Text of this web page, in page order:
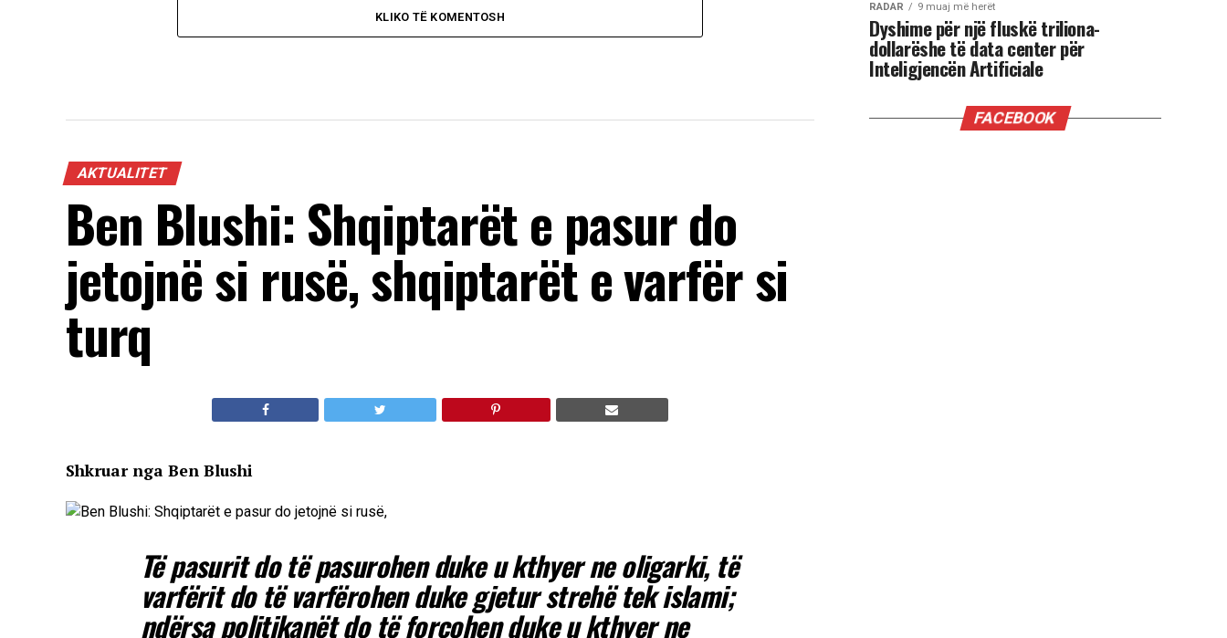
KLIKO TË KOMENTOSH
AKTUALITET
Ben Blushi: Shqiptarët e pasur do
jetojnë si rusë, shqiptarët e varfër si
turq
Shkruar nga Ben Blushi
Të pasurit do të pasurohen duke u kthyer ne oligarki, të
varfërit do të varfërohen duke gjetur strehë tek islami;
ndërsa politikanët do të forcohen duke u kthyer ne
RADAR 9 muaj më herët
Dyshime për një fluskë triliona-
dollarëshe të data center për
Inteligjencën Artificiale
FACEBOOK